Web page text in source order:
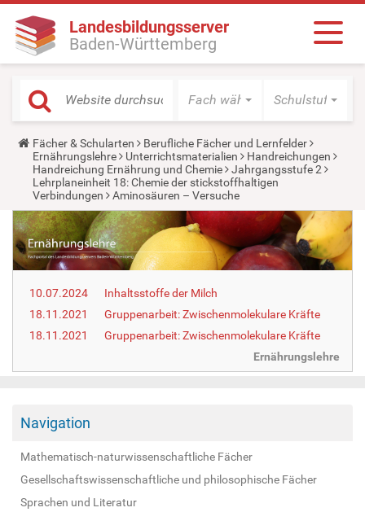
Landesbildungsserver
Baden-Württemberg
Fach wählen Schulstufe
Y
o
u
a
r
e
h
e
r
e
:
Fächer & Schularten
Berufliche Fächer und Lernfelder
Ernährungslehre
Unterrichtsmaterialien
Handreichungen
Handreichung Ernährung und Chemie
Jahrgangsstufe 2
Lehrplaneinheit 18: Chemie der stickstoffhaltigen
Verbindungen
Aminosäuren – Versuche
10.07.2024
Inhaltsstoffe der Milch
18.11.2021
Gruppenarbeit: Zwischenmolekulare Kräfte
18.11.2021
Gruppenarbeit: Zwischenmolekulare Kräfte
Ernährungslehre
Navigation
Mathematisch-naturwissenschaftliche Fächer
Gesellschaftswissenschaftliche und philosophische Fächer
Sprachen und Literatur